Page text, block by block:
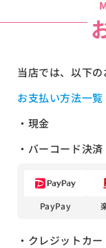
当店では、以下の
お支払い方法一覧
・現金
・バーコード決済
PayPay
・クレジットカー